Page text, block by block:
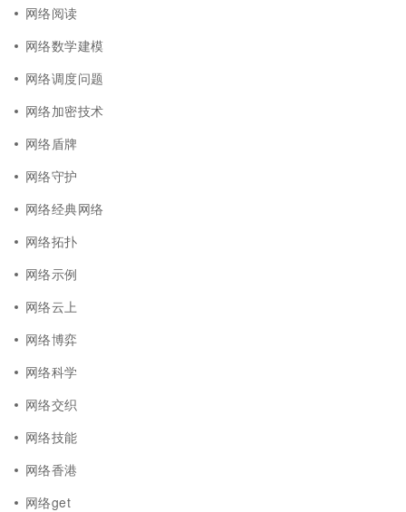
网络阅读
网络数学建模
网络调度问题
网络加密技术
网络盾牌
网络守护
网络经典网络
网络拓扑
网络示例
网络云上
网络博弈
网络科学
网络交织
网络技能
网络香港
网络get